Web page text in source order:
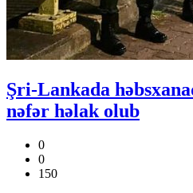
Şri-Lankada
nəfər həlak olub
0
0
150